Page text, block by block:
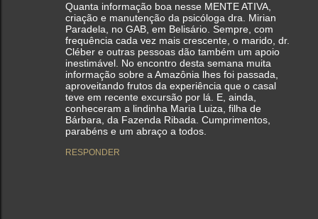
Quanta informação boa nesse MENTE ATIVA,
criação e manutenção da psicóloga dra. Mirian
Paradela, no GAB, em Belisário. Sempre, com
frequência cada vez mais crescente, o marido, dr.
Cléber e outras pessoas dão também um apoio
inestimável. No encontro desta semana muita
informação sobre a Amazônia lhes foi passada,
aproveitando frutos da experiência que o casal
teve em recente excursão por lá. E, ainda,
conheceram a lindinha Maria Luiza, filha de
Bárbara, da Fazenda Ribada. Cumprimentos,
parabéns e um abraço a todos.
RESPONDER